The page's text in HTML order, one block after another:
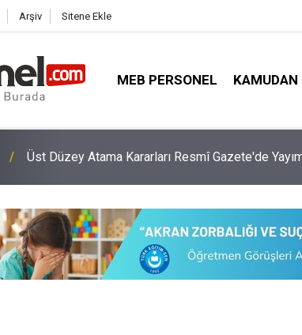
Arşiv Sitene Ekle
MEB PERSONEL KAMUDAN
Üst Düzey Atama Kararları Resmî Gazete'de